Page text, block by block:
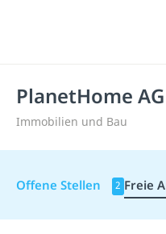
PlanetHome AG
Immobilien und Bau
Offene Stellen 2 Freie